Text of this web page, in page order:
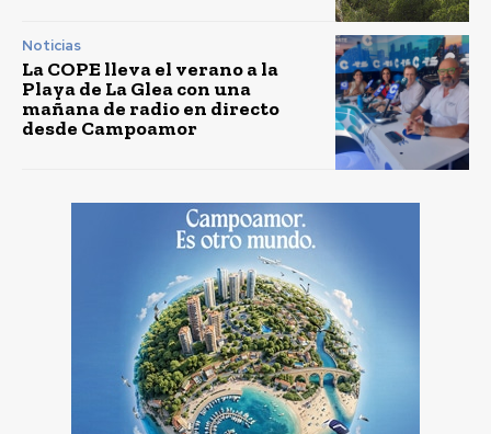
Noticias
La COPE lleva el verano a la
Playa de La Glea con una
mañana de radio en directo
desde Campoamor